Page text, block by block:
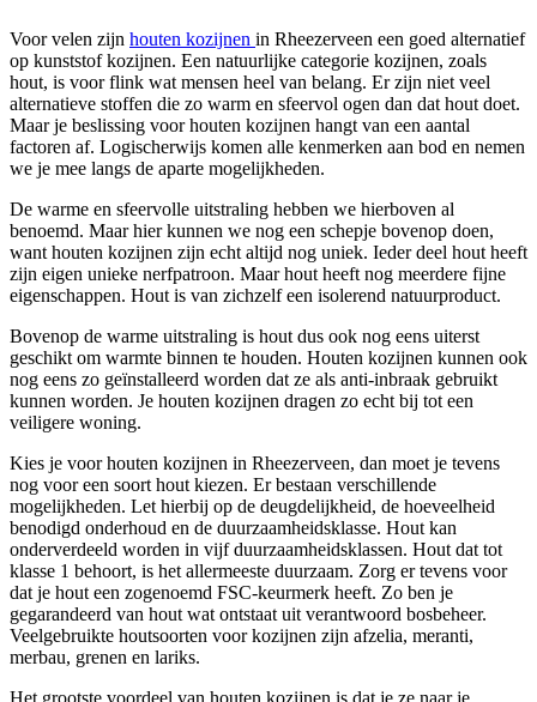
Voor velen zijn houten kozijnen in Rheezerveen een goed alternatief
op kunststof kozijnen. Een natuurlijke categorie kozijnen, zoals
hout, is voor flink wat mensen heel van belang. Er zijn niet veel
alternatieve stoffen die zo warm en sfeervol ogen dan dat hout doet.
Maar je beslissing voor houten kozijnen hangt van een aantal
factoren af. Logischerwijs komen alle kenmerken aan bod en nemen
we je mee langs de aparte mogelijkheden.
De warme en sfeervolle uitstraling hebben we hierboven al
benoemd. Maar hier kunnen we nog een schepje bovenop doen,
want houten kozijnen zijn echt altijd nog uniek. Ieder deel hout heeft
zijn eigen unieke nerfpatroon. Maar hout heeft nog meerdere fijne
eigenschappen. Hout is van zichzelf een isolerend natuurproduct.
Bovenop de warme uitstraling is hout dus ook nog eens uiterst
geschikt om warmte binnen te houden. Houten kozijnen kunnen ook
nog eens zo geïnstalleerd worden dat ze als anti-inbraak gebruikt
kunnen worden. Je houten kozijnen dragen zo echt bij tot een
veiligere woning.
Kies je voor houten kozijnen in Rheezerveen, dan moet je tevens
nog voor een soort hout kiezen. Er bestaan verschillende
mogelijkheden. Let hierbij op de deugdelijkheid, de hoeveelheid
benodigd onderhoud en de duurzaamheidsklasse. Hout kan
onderverdeeld worden in vijf duurzaamheidsklassen. Hout dat tot
klasse 1 behoort, is het allermeeste duurzaam. Zorg er tevens voor
dat je hout een zogenoemd FSC-keurmerk heeft. Zo ben je
gegarandeerd van hout wat ontstaat uit verantwoord bosbeheer.
Veelgebruikte houtsoorten voor kozijnen zijn afzelia, meranti,
merbau, grenen en lariks.
Het grootste voordeel van houten kozijnen is dat je ze naar je